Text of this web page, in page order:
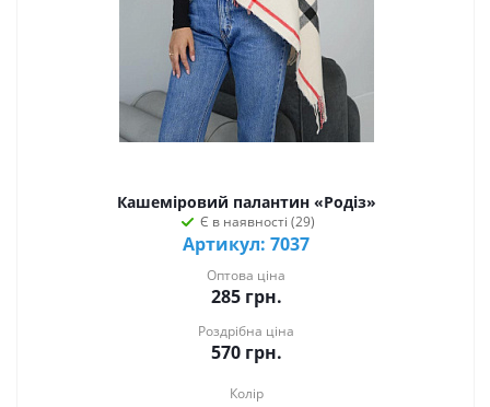
Кашеміровий палантин «Родіз»
Є в наявності (29)
Артикул: 7037
Оптова ціна
285грн.
Роздрібна ціна
570грн.
Колір